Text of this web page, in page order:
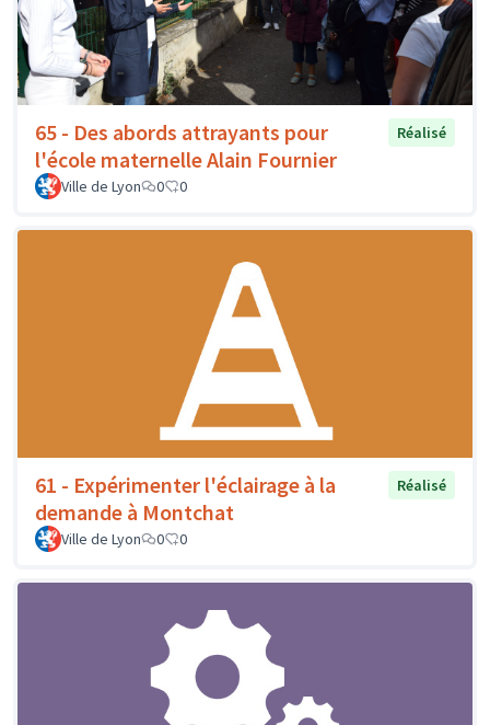
65 - Des abords attrayants pour
l'école maternelle Alain Fournier
Réalisé
Ville de Lyon 0 0
61 - Expérimenter l'éclairage à la
demande à Montchat
Réalisé
Ville de Lyon 0 0